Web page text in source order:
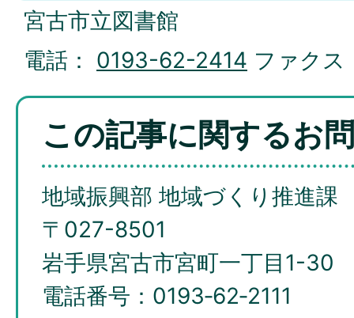
宮古市立図書館
電話： 0193-62-2414 ファク
この記事に関するお
地域振興部 地域づくり推進課
〒027-8501
岩手県宮古市宮町一丁目1-30
電話番号：0193‐62‐2111